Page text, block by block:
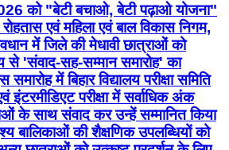
को "बेटी बचाओ, बेटी पढ़ाओ योजना"
एवं महिला एवं बाल विकास निगम,
में जिले की मेधावी छात्राओं को
से 'संवाद-सह-सम्मान समारोह' का
में बिहार विद्यालय परीक्षा समिति
इंटरमीडिएट परीक्षा में सर्वाधिक अंक
के साथ संवाद कर उन्हें सम्मानित किया
बालिकाओं की शैक्षणिक उपलब्धियों को